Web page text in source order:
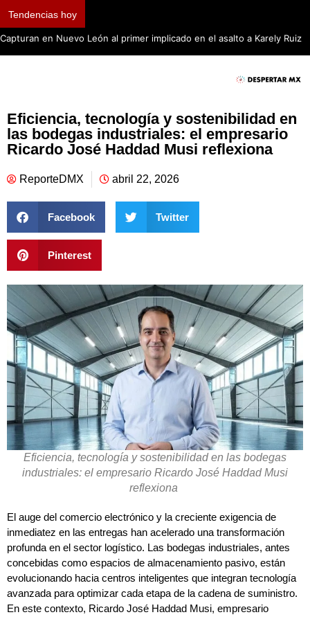
Tendencias hoy
Capturan en Nuevo León al primer implicado en el asalto a Karely Ruiz
Eficiencia, tecnología y sostenibilidad en
las bodegas industriales: el empresario
Ricardo José Haddad Musi reflexiona
ReporteDMX abril 22, 2026
Facebook Twitter
Pinterest
Eficiencia, tecnología y sostenibilidad en las bodegas
industriales: el empresario Ricardo José Haddad Musi
reflexiona
El auge del comercio electrónico y la creciente exigencia de
inmediatez en las entregas han acelerado una transformación
profunda en el sector logístico. Las bodegas industriales, antes
concebidas como espacios de almacenamiento pasivo, están
evolucionando hacia centros inteligentes que integran tecnología
avanzada para optimizar cada etapa de la cadena de suministro.
En este contexto, Ricardo José Haddad Musi, empresario